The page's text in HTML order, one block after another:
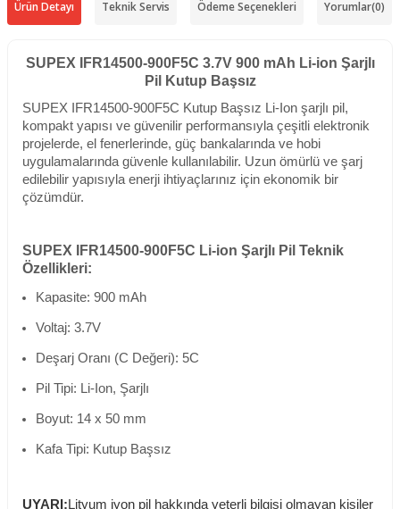
Ürün Detayı Teknik Servis Ödeme Seçenekleri Yorumlar(0)
SUPEX IFR14500-900F5C 3.7V 900 mAh Li-ion Şarjlı
Pil Kutup Başsız
SUPEX IFR14500-900F5C Kutup Başsız Li-Ion şarjlı pil,
kompakt yapısı ve güvenilir performansıyla çeşitli elektronik
projelerde, el fenerlerinde, güç bankalarında ve hobi
uygulamalarında güvenle kullanılabilir. Uzun ömürlü ve şarj
edilebilir yapısıyla enerji ihtiyaçlarınız için ekonomik bir
çözümdür.
SUPEX IFR14500-900F5C Li-ion Şarjlı Pil Teknik
Özellikleri:
Kapasite: 900 mAh
Voltaj: 3.7V
Deşarj Oranı (C Değeri): 5C
Pil Tipi: Li-Ion, Şarjlı
Boyut: 14 x 50 mm
Kafa Tipi: Kutup Başsız
UYARI: Lityum iyon pil hakkında yeterli bilgisi olmayan kişiler